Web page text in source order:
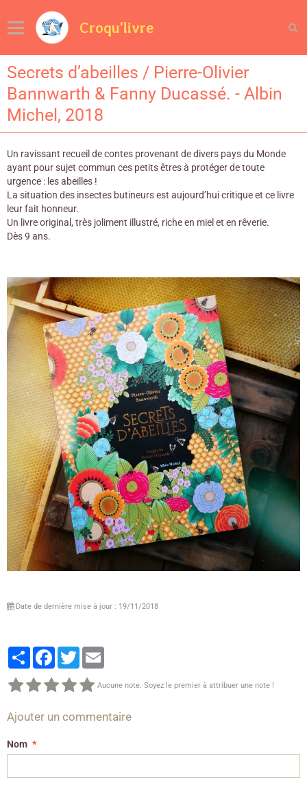
Croqu'livre
Secrets d’abeilles / Pierre-Olivier
Bannwarth & Fanny Ducassé. - Albin
Michel, 2018
Un ravissant recueil de contes provenant de divers pays du Monde
ayant pour sujet commun ces petits êtres à protéger de toute
urgence : les abeilles !
La situation des insectes butineurs est aujourd’hui critique et ce livre
leur fait honneur.
Un livre original, très joliment illustré, riche en miel et en rêverie.
Dès 9 ans.
Date de dernière mise à jour : 19/11/2018
PartagerFacebook
Twitter
Aucune note. Soyez le premier à attribuer une note !
Ajouter un commentaire
Nom